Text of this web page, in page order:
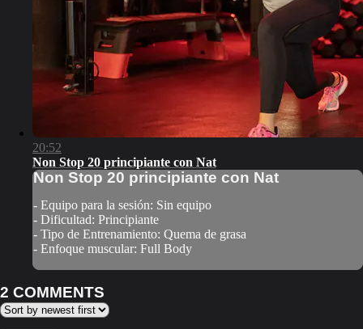
20:52
Non Stop 20 principiante con Nat
Non Stop 20 principiante con Nat
- Equipo para la sesión: Sin equipo
- Dificultad: Principiante
- Tipo de Entrenamiento: Quema de grasa
- Enfoque muscular: Full Body
2 COMMENTS